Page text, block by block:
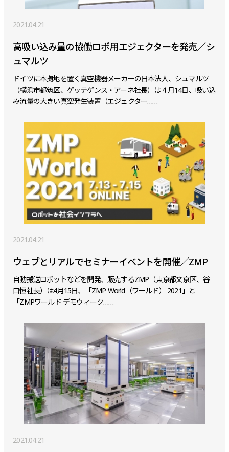
2021.04.21
高吸い込み量の協働ロボ用エジェクターを発売／シ
ュマルツ
ドイツに本拠地を置く真空機器メーカーの日本法人、シュマルツ
（横浜市都筑区、ゲッテゲンス・アーネ社長）は４月14日、吸い込
み流量の大きい真空発生装置（エジェクター……
2021.04.21
ウェブとリアルでセミナーイベントを開催／ZMP
自動搬送ロボットなどを開発、販売するZMP（東京都文京区、谷
口恒社長）は4月15日、「ZMP World（ワールド） 2021」と
「ZMPワールド デモウィーク……
2021.04.21